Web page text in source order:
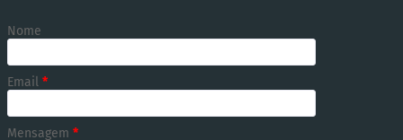
Nome
Email *
Mensagem *